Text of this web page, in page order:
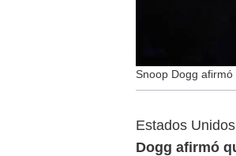
Snoop Dogg
Estados
Dogg afirmó